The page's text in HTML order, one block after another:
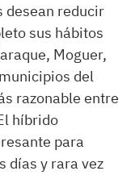
desean reducir
sus hábitos
Moguer,
del
razonable entre
híbrido
para
días y rara vez